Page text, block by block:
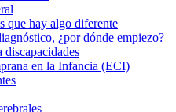
que hay algo diferente
¿por dónde empiezo?
discapacidades
en la Infancia (ECI)